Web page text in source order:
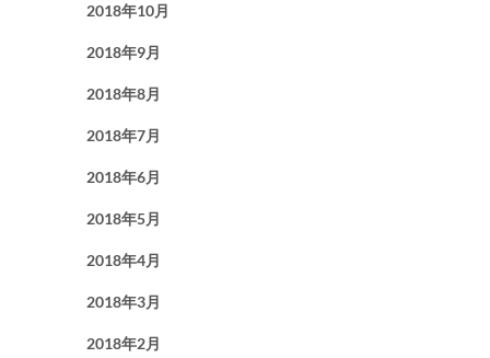
2018年10月
2018年9月
2018年8月
2018年7月
2018年6月
2018年5月
2018年4月
2018年3月
2018年2月